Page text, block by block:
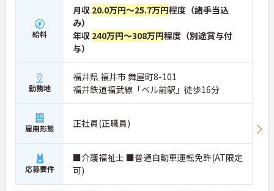
給料
月収 20.0万円～25.7万円程度（諸手当込
み）
年収 240万円～308万円程度（別途賞与付
与）
勤務地
福井県 福井市 舞屋町8-101
福井鉄道福武線「ベル前駅」徒歩16分
雇用形態 正社員(正職員)
応募要件
■介護福祉士 ■普通自動車運転免許(AT限定
可)